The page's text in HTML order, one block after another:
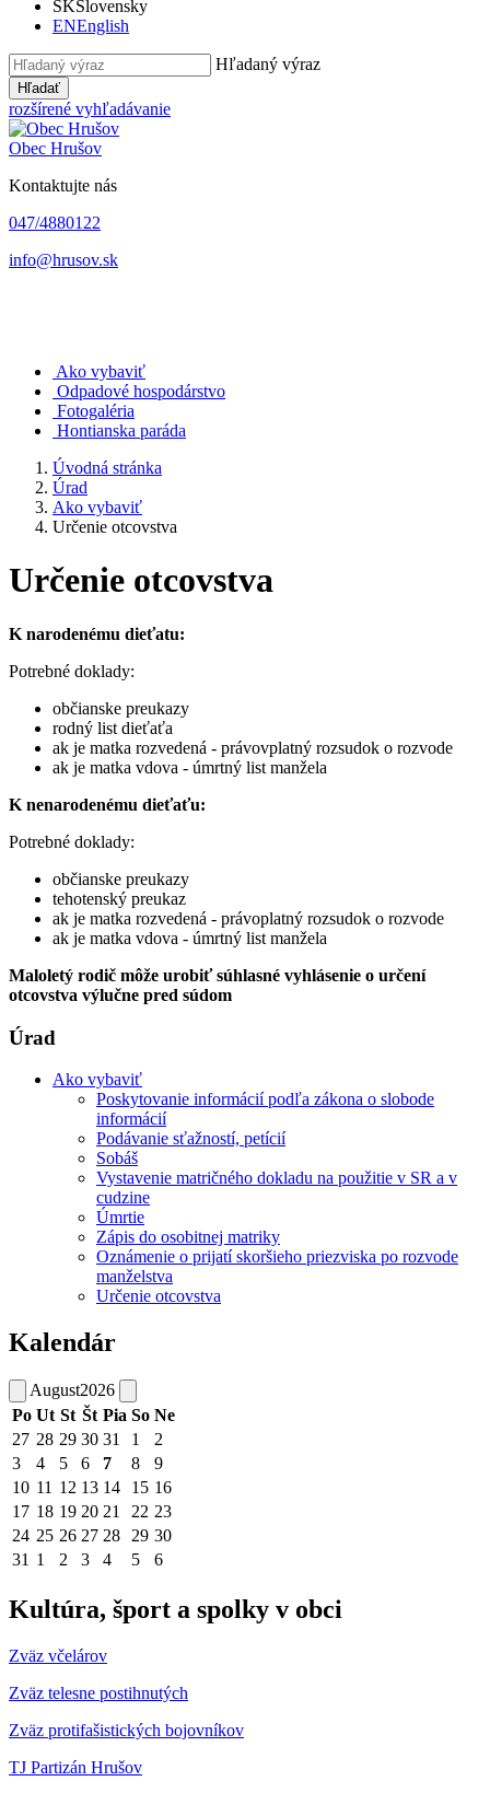
SKSlovensky
ENEnglish
Hľadaný výraz
Hľadať
rozšírené vyhľadávanie
Obec Hrušov
Kontaktujte nás
047/4880122
info@hrusov.sk
Ako vybaviť
Odpadové hospodárstvo
Fotogaléria
Hontianska paráda
Úvodná stránka
Úrad
Ako vybaviť
Určenie otcovstva
Určenie otcovstva
K narodenému dieťatu:
Potrebné doklady:
občianske preukazy
rodný list dieťaťa
ak je matka rozvedená - právovplatný rozsudok o rozvode
ak je matka vdova - úmrtný list manžela
K nenarodenému dieťaťu:
Potrebné doklady:
občianske preukazy
tehotenský preukaz
ak je matka rozvedená - právoplatný rozsudok o rozvode
ak je matka vdova - úmrtný list manžela
Maloletý rodič môže urobiť súhlasné vyhlásenie o určení
otcovstva výlučne pred súdom
Úrad
Ako vybaviť
Poskytovanie informácií podľa zákona o slobode
informácií
Podávanie sťažností, petícií
Sobáš
Vystavenie matričného dokladu na použitie v SR a v
cudzine
Úmrtie
Zápis do osobitnej matriky
Oznámenie o prijatí skoršieho priezviska po rozvode
manželstva
Určenie otcovstva
Kalendár
August2026
Po Ut St Št Pia So Ne
27 28 29 30 31 1
2
3
4 5 6 7 8
9
10 11 12 13 14 15 16
17 18 19 20 21 22 23
24 25 26 27 28 29 30
31 1 2 3 4 5 6
Kultúra, šport a spolky v obci
Zväz včelárov
Zväz telesne postihnutých
Zväz protifašistických bojovníkov
TJ Partizán Hrušov